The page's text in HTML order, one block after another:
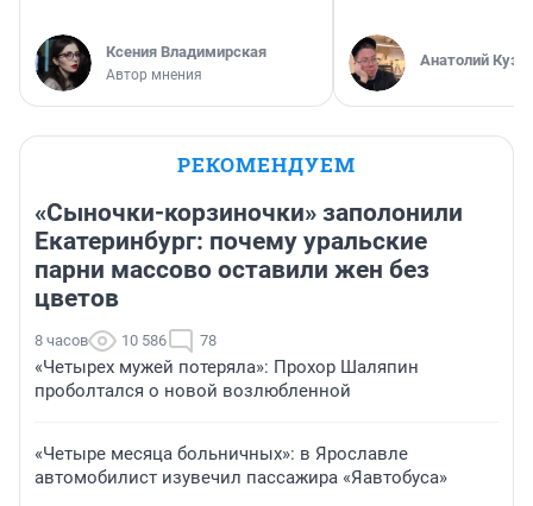
Ксения Владимирская
Автор мнения
Анатолий
РЕКОМЕНДУЕМ
«Сыночки-корзиночки» заполонили
Екатеринбург: почему уральские
парни массово оставили жен без
цветов
8 часов 10 586 78
«Четырех мужей потеряла»: Прохор Шаляпин
проболтался о новой возлюбленной
«Четыре месяца больничных»: в Ярославле
автомобилист изувечил пассажира «Яавтобуса»